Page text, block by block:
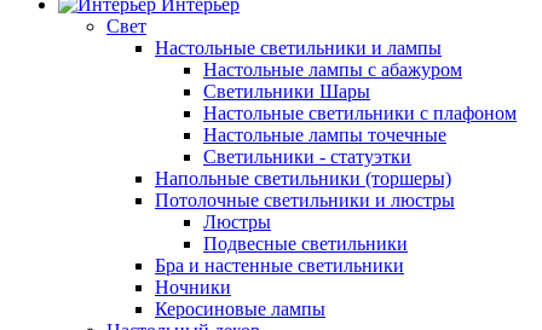
Интерьер
Свет
Настольные светильники и лампы
Настольные лампы с абажуром
Светильники Шары
Настольные светильники с плафоном
Настольные лампы точечные
Светильники - статуэтки
Напольные светильники (торшеры)
Потолочные светильники и люстры
Люстры
Подвесные светильники
Бра и настенные светильники
Ночники
Керосиновые лампы